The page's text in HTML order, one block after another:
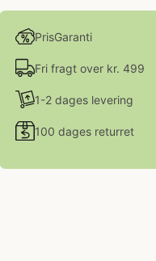
PrisGaranti
Fri fragt over kr. 499
1-2 dages levering
100 dages returret